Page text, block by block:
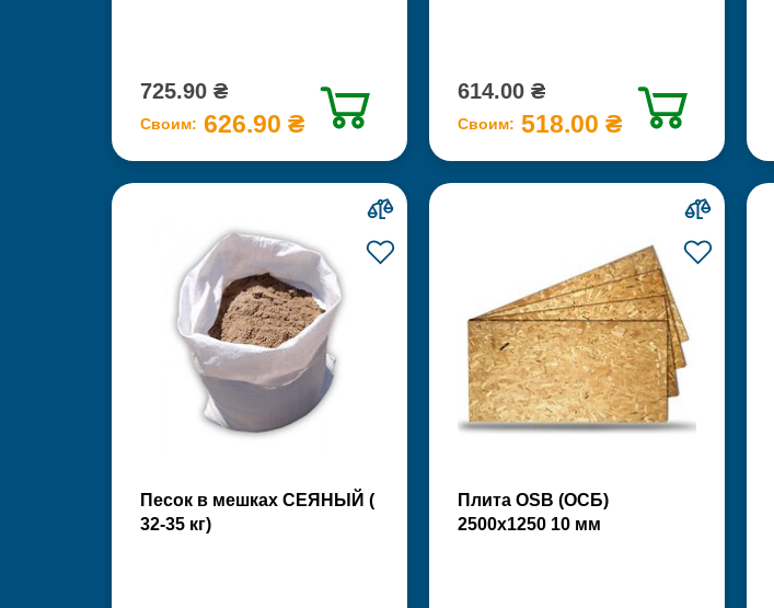
725.90 ₴
Своим: 626.90 ₴
614.00 ₴
Своим: 518.00 ₴
Песок в мешках СЕЯНЫЙ (
32-35 кг)
Плита OSB (ОСБ)
2500х1250 10 мм